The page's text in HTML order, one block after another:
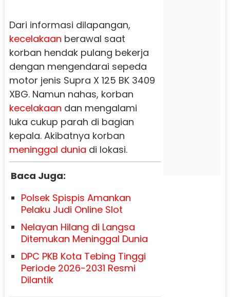
Dari informasi dilapangan,
kecelakaan berawal saat
korban hendak pulang bekerja
dengan mengendarai sepeda
motor jenis Supra X 125 BK 3409
XBG. Namun nahas, korban
kecelakaan dan mengalami
luka cukup parah di bagian
kepala. Akibatnya korban
meninggal dunia di lokasi.
Baca Juga:
Polsek Spispis Amankan
Pelaku Judi Online Slot
Nelayan Hilang di Langsa
Ditemukan Meninggal Dunia
DPC PKB Kota Tebing Tinggi
Periode 2026-2031 Resmi
Dilantik